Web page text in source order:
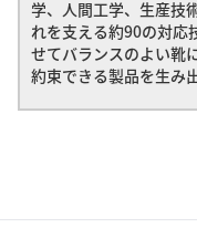
学、人間工学、生産技
れを支える約90の対応
せてバランスのよい靴
約束できる製品を生み